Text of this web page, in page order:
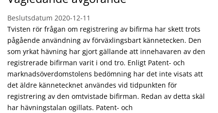
Beslutsdatum 2020-12-11
Tvisten rör frågan om registrering av bifirma har skett trots
pågående användning av förväxlingsbart kännetecken. Den
som yrkat hävning har gjort gällande att innehavaren av den
registrerade bifirman varit i ond tro. Enligt Patent- och
marknadsöverdomstolens bedömning har det inte visats att
det äldre kännetecknet användes vid tidpunkten för
registrering av den omtvistade bifirman. Redan av detta skäl
har hävningstalan ogillats. Patent- och